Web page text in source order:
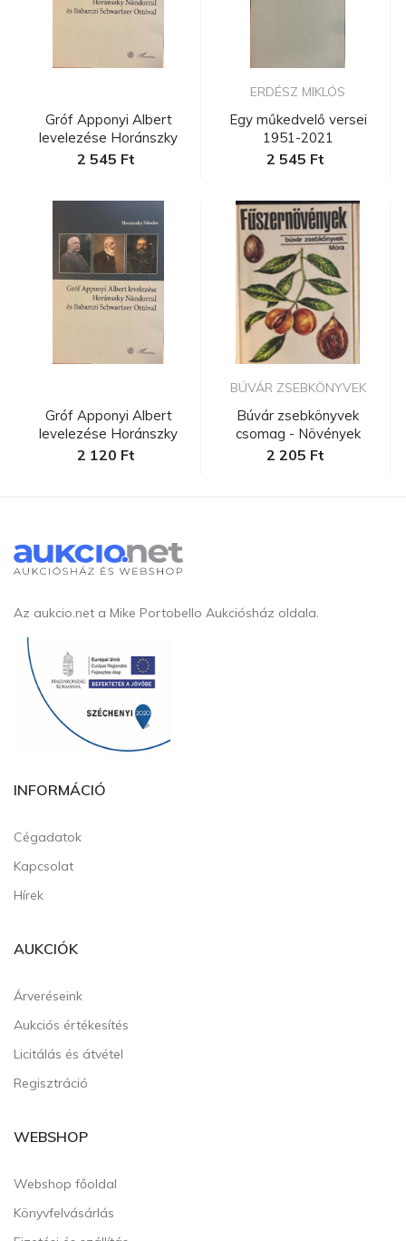
Gróf Apponyi Albert
levelezése Horánszky
Nándorra...
2 545 Ft
Gróf Apponyi Albert
levelezése Horánszky
Nándorra...
2 120 Ft
ERDÉSZ MIKLÓS
Egy műkedvelő versei
1951-2021
2 545 Ft
BÚVÁR ZSEBKÖNYVEK
Búvár zsebkönyvek
csomag - Növények
2 205 Ft
Az aukcio.net a Mike Portobello Aukciósház oldala.
INFORMÁCIÓ
Cégadatok
Kapcsolat
Hírek
AUKCIÓK
Árveréseink
Aukciós értékesítés
Licitálás és átvétel
Regisztráció
WEBSHOP
Webshop főoldal
Könyvfelvásárlás